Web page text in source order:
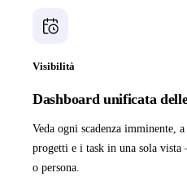
Visibilità
Dashboard unificata
Veda ogni scadenza imminente,
progetti e i task in una sola
o persona.